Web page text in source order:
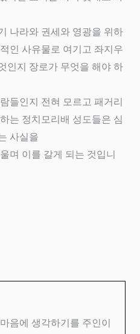
나라와 권세와 영광을 위하
인 사유물로 여기고 좌지우
인지 장로가 무엇을 해야 하
들인지 전혀 모르고 패거리
는 정치모리배 성도들은 심
사실을
며 이를 갈게 되는 것입니
음에 생각하기를 주인이